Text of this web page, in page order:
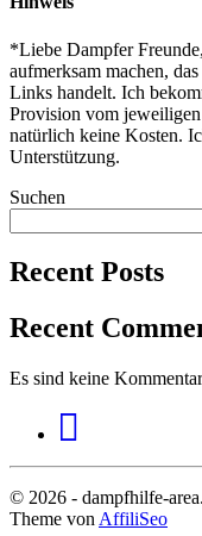
*Liebe Dampfer
aufmerksam machen,
Links handelt. Ich
Provision vom jeweiligen
natürlich keine Kosten.
Unterstützung.
Suchen
Recent Posts
Recent
Es sind keine
© 2026 - dampfhilfe-
Theme von AffiliSeo